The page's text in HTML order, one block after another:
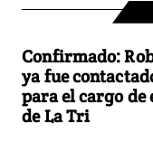
Confirmado:
ya fue
para el cargo
de La Tri